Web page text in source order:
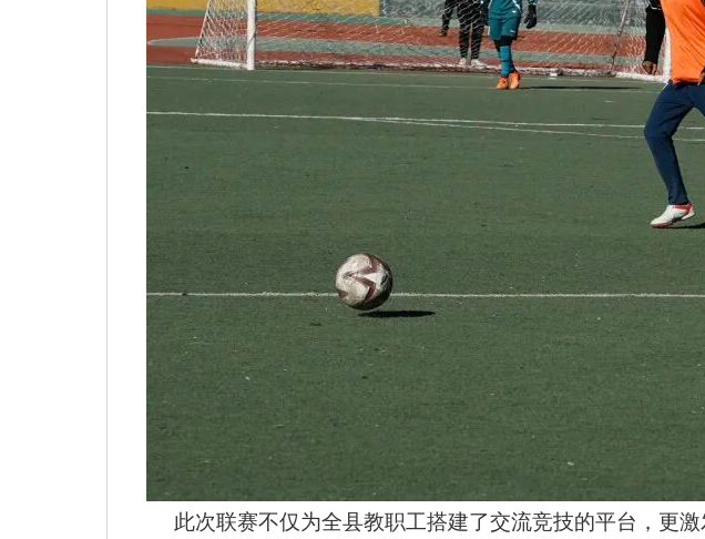
此次联赛不仅为全县教职工搭建了交流竞技的平台，更